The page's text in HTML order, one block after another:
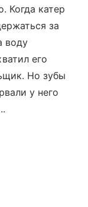
Когда катер
за
воду
его
Но зубы
у него